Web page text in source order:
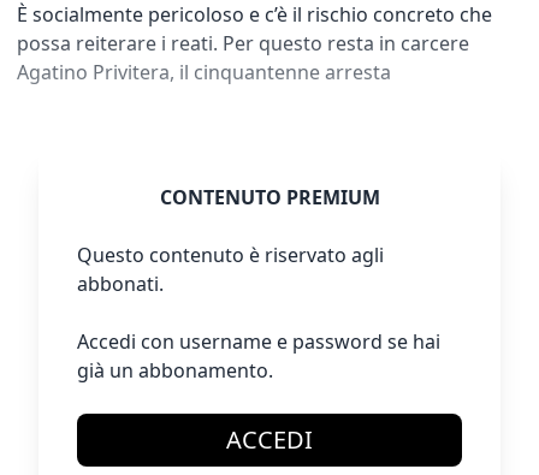
È socialmente pericoloso e c’è il rischio concreto che
possa reiterare i reati. Per questo resta in carcere
Agatino Privitera, il cinquantenne arresta
CONTENUTO PREMIUM
Questo contenuto è riservato agli
abbonati.
Accedi con username e password se hai
già un abbonamento.
ACCEDI